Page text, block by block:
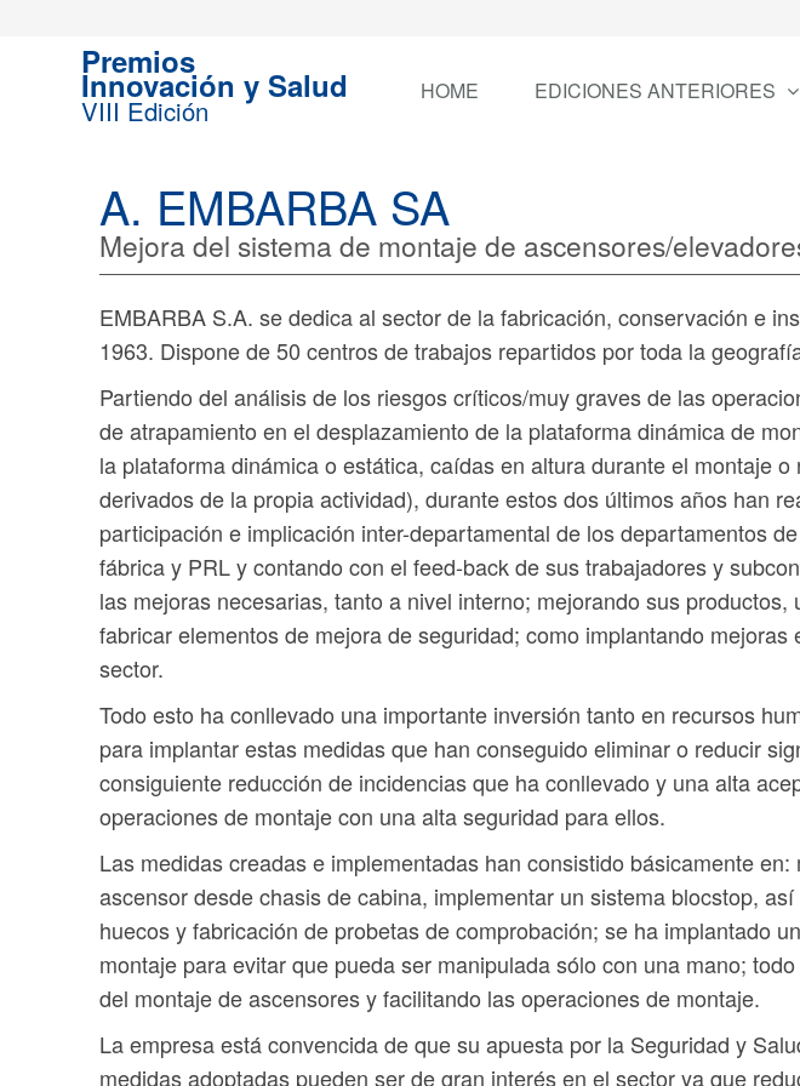
Premios
Innovación y Salud
VIII Edición
HOME EDICIONES ANTERIORES
A. EMBARBA SA
Mejora del sistema de montaje de ascensores/
EMBARBA S.A. se dedica al sector de la fabricación, conservación e
1963. Dispone de 50 centros de trabajos repartidos por toda la
Partiendo del análisis de los riesgos críticos/muy graves de las
de atrapamiento en el desplazamiento de la plataforma dinámica de
la plataforma dinámica o estática, caídas en altura durante el montaje
derivados de la propia actividad), durante estos dos últimos años han
participación e implicación inter-departamental de los departamentos
fábrica y PRL y contando con el feed-back de sus trabajadores y
las mejoras necesarias, tanto a nivel interno; mejorando sus
fabricar elementos de mejora de seguridad; como implantando
sector.
Todo esto ha conllevado una importante inversión tanto en recursos
para implantar estas medidas que han conseguido eliminar o reducir
consiguiente reducción de incidencias que ha conllevado y una alta
operaciones de montaje con una alta seguridad para ellos.
Las medidas creadas e implementadas han consistido básicamente
ascensor desde chasis de cabina, implementar un sistema blocstop,
huecos y fabricación de probetas de comprobación; se ha implantado
montaje para evitar que pueda ser manipulada sólo con una mano;
del montaje de ascensores y facilitando las operaciones de montaje.
La empresa está convencida de que su apuesta por la Seguridad y
medidas adoptadas pueden ser de gran interés en el sector ya que